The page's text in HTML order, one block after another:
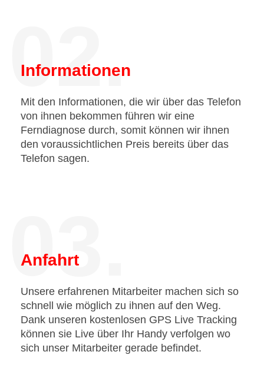
02.
Informationen
Mit den Informationen, die wir über das Telefon
von ihnen bekommen führen wir eine
Ferndiagnose durch, somit können wir ihnen
den voraussichtlichen Preis bereits über das
Telefon sagen.
03.
Anfahrt
Unsere erfahrenen Mitarbeiter machen sich so
schnell wie möglich zu ihnen auf den Weg.
Dank unseren kostenlosen GPS Live Tracking
können sie Live über Ihr Handy verfolgen wo
sich unser Mitarbeiter gerade befindet.